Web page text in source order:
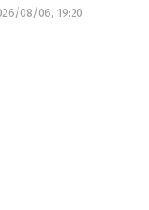
08/06, 19:20